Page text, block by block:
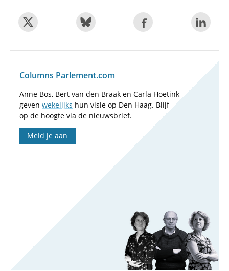
Columns Parlement.com
Anne Bos, Bert van den Braak en Carla Hoetink
geven wekelijks hun visie op Den Haag. Blijf
op de hoogte via de nieuwsbrief.
Meld je aan